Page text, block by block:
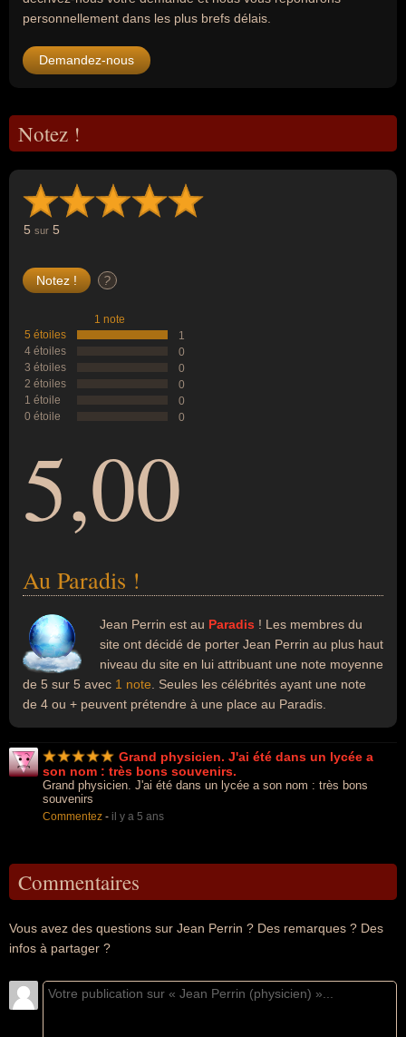
personnellement dans les plus brefs délais.
Demandez-nous
Notez !
5 sur 5
?
1 note
5 étoiles
1
4 étoiles
0
3 étoiles
0
2 étoiles
0
1 étoile
0
0 étoile
0
5,00
Au Paradis !
Jean Perrin est au Paradis ! Les membres du
site ont décidé de porter Jean Perrin au plus haut
niveau du site en lui attribuant une note moyenne
de 5 sur 5 avec 1 note . Seules les célébrités ayant une note
de 4 ou + peuvent prétendre à une place au Paradis.
Grand physicien. J'ai été dans un lycée a
son nom : très bons souvenirs.
Grand physicien. J'ai été dans un lycée a son nom : très bons
souvenirs
Commentez - il y a 5 ans
Commentaires
Vous avez des questions sur Jean Perrin ? Des remarques ? Des
infos à partager ?